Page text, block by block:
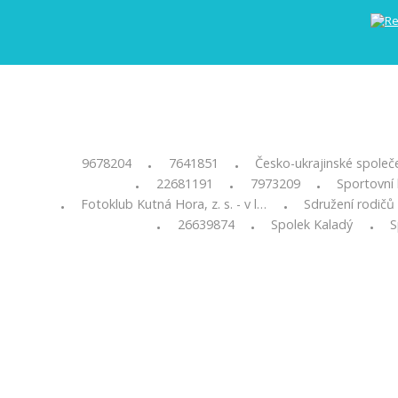
9678204 • 7641851 •
Česko-ukrajinské
•
22681191 • 7973209 •
Sportovní
•
Fotoklub Kutná Hora, z. s. - v l… •
Sdružení
•
26639874 • Spolek Kaladý •